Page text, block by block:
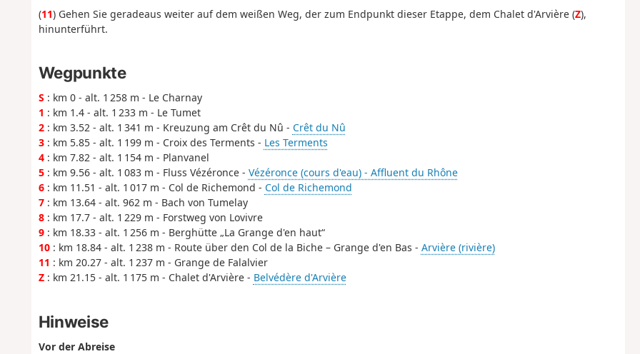
(11) Gehen Sie geradeaus weiter auf dem weißen Weg, der zum Endpunkt dieser Etappe, dem Chalet d'Arvière (Z),
hinunterführt.
Wegpunkte
S : km 0 - alt. 1 258 m - Le Charnay
1 : km 1.4 - alt. 1 233 m - Le Tumet
2: km 3.52 - alt. 1 341 m - Kreuzung am Crêt du Nû - Crêt du Nû
3: km 5.85 - alt. 1 199 m - Croix des Terments - Les Terments
4: km 7.82 - alt. 1 154 m - Planvanel
5: km 9.56 - alt. 1 083 m - Fluss Vézéronce - Vézéronce (cours d'eau) - Affluent du Rhône
6: km 11.51 - alt. 1 017 m - Col de Richemond - Col de Richemond
7: km 13.64 - alt. 962 m - Bach von Tumelay
8: km 17.7 - alt. 1 229 m - Forstweg von Lovivre
9: km 18.33 - alt. 1 256 m - Berghütte „La Grange d'en haut“
10: km 18.84 - alt. 1 238 m - Route über den Col de la Biche – Grange d'en Bas - Arvière (rivière)
11 : km 20.27 - alt. 1 237 m - Grange de Falalvier
Z: km 21.15 - alt. 1 175 m - Chalet d'Arvière - Belvédère d'Arvière
Hinweise
Vor der Abreise